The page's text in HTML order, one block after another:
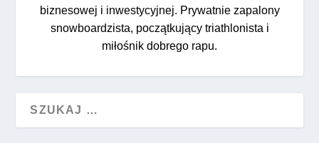
biznesowej i inwestycyjnej. Prywatnie zapalony
snowboardzista, początkujący triathlonista i
miłośnik dobrego rapu.